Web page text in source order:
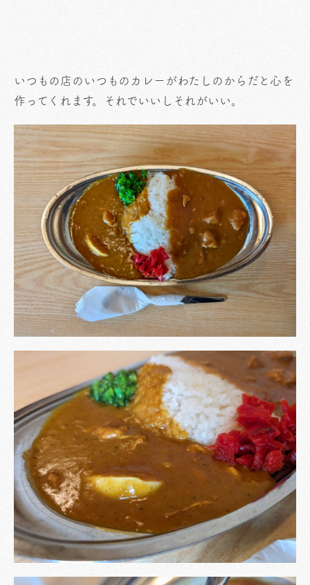
いつもの店のいつものカレーがわたしのからだと心を
作ってくれます。それでいいしそれがいい。